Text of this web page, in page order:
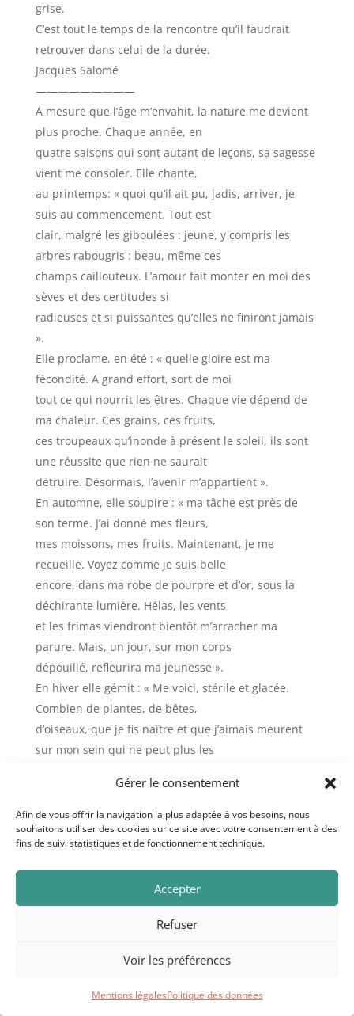
Gérer le consentement
Afin de vous offrir la navigation la plus adaptée à vos besoins, nous
souhaitons utiliser des cookies sur ce site avec votre consentement à des
fins de suivi statistiques et de fonctionnement technique.
Accepter
Refuser
Voir les préférences
Mentions légalesPolitique des données
grise.
C’est tout le temps de la rencontre qu’il faudrait
retrouver dans celui de la durée.
Jacques Salomé
—————————
A mesure que l’âge m’envahit, la nature me devient
plus proche. Chaque année, en
quatre saisons qui sont autant de leçons, sa sagesse
vient me consoler. Elle chante,
au printemps: « quoi qu’il ait pu, jadis, arriver, je
suis au commencement. Tout est
clair, malgré les giboulées : jeune, y compris les
arbres rabougris : beau, même ces
champs caillouteux. L’amour fait monter en moi des
sèves et des certitudes si
radieuses et si puissantes qu’elles ne finiront jamais
».
Elle proclame, en été : « quelle gloire est ma
fécondité. A grand effort, sort de moi
tout ce qui nourrit les êtres. Chaque vie dépend de
ma chaleur. Ces grains, ces fruits,
ces troupeaux qu’inonde à présent le soleil, ils sont
une réussite que rien ne saurait
détruire. Désormais, l’avenir m’appartient ».
En automne, elle soupire : « ma tâche est près de
son terme. J’ai donné mes fleurs,
mes moissons, mes fruits. Maintenant, je me
recueille. Voyez comme je suis belle
encore, dans ma robe de pourpre et d’or, sous la
déchirante lumière. Hélas, les vents
et les frimas viendront bientôt m’arracher ma
parure. Mais, un jour, sur mon corps
dépouillé, refleurira ma jeunesse ».
En hiver elle gémit : « Me voici, stérile et glacée.
Combien de plantes, de bêtes,
d’oiseaux, que je fis naître et que j’aimais meurent
sur mon sein qui ne peut plus les
Est-ce, pour toujours, la victoire
de la mort ? Non. Déjà, sous mon sol inerte, un sourd
travail s’accomplit. Immobile
au fond des ténèbres, je pressens le merveilleux
retour de la lumière et de la vie ».
Urgence et long terme
catégorie centrale du politique. Nos